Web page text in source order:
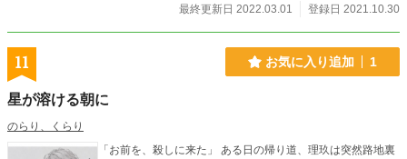
最終更新日 2022.03.01
登録日 2021.10.30
11 お気に入り追加 1
星が溶ける朝に
のらり、くらり
「お前を、殺しに来た」 ある日の帰り道、理玖は突然路地裏